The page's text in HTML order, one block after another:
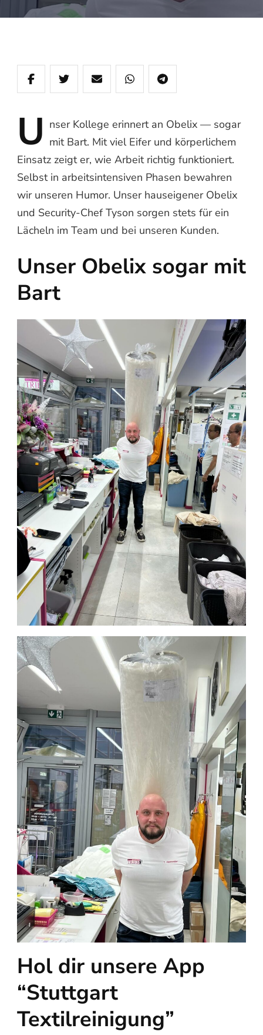
U nserKollege erinnert an Obelix — sogar
mit Bart. Mit viel Eifer und körperlichem
Einsatz zeigt er, wie Arbeit richtig funktioniert.
Selbst in arbeitsintensiven Phasen bewahren
wir unseren Humor. Unser hauseigener Obelix
und Security‑Chef Tyson sorgen stets für ein
Lächeln im Team und bei unseren Kunden.
Unser Obelix sogar mit
Bart
Hol dir unsere App
“Stuttgart
Textilreinigung”